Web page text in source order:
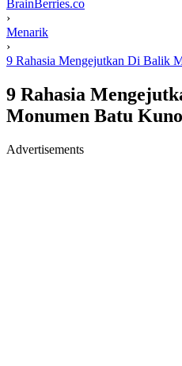
BrainBerries.co
›
Menarik
›
9 Rahasia Mengejutkan Di Balik
9 Rahasia
Monumen Batu
Advertisements